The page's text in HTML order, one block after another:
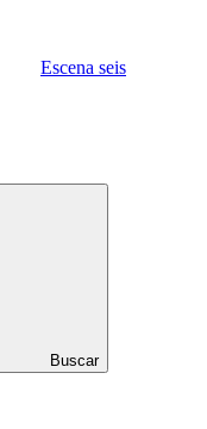
Escena seis
Buscar